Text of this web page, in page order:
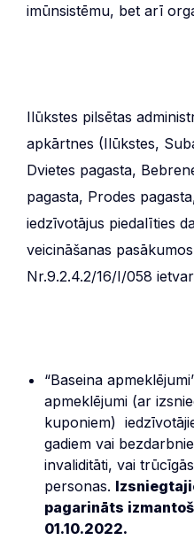
imūnsistēmu, bet arī
Ilūkstes pilsētas
apkārtnes (Ilūkstes,
Dvietes pagasta,
pagasta, Prodes
iedzīvotājus piedalīties
veicināšanas
Nr.9.2.4.2/16/I/058
“Baseina
apmeklējumi (ar
kuponiem)
gadiem vai
invaliditāti, vai
personas.
pagarināts
01.10.2022.